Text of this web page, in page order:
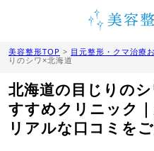
美容整形TOP > 目元整形・クマ治療
りのシワ×北海道
北海道の目じりの
すすめクリニック
リアルな口コミを